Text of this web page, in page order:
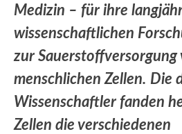
Medizin – für ihre
wissenschaftlichen
zur Sauerstoffversorgung
menschlichen Zellen. Die
Wissenschaftler fanden
Zellen die verschiedenen